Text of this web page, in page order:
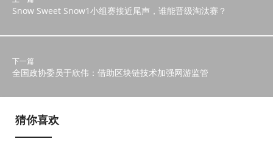
Snow Sweet Snow1小组赛接近尾声，谁能晋级淘汰赛？
下一篇
全国政协委员于欣伟：借助区块链技术加强网游监管
猜你喜欢